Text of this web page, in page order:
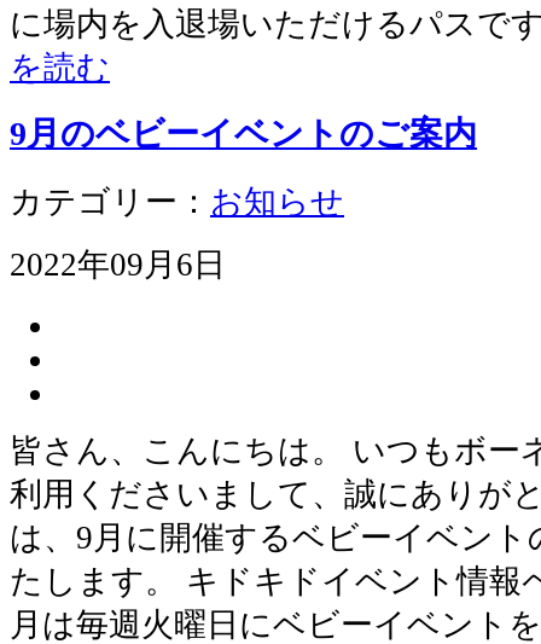
に場内を入退場いただけるパスで
を読む
9月のベビーイベントのご案内
カテゴリー： お知らせ
2022年09月6日
皆さん、こんにちは。 いつもボー
利用くださいまして、誠にありが
は、9月に開催するベビーイベン
たします。 キドキドイベント情報
月は毎週火曜日にベビーイベント